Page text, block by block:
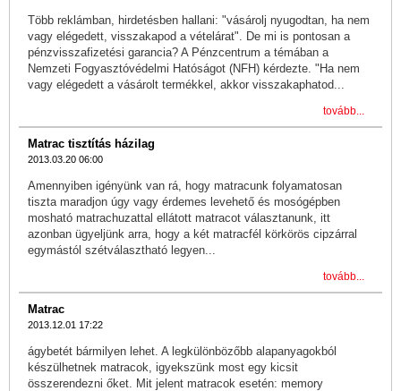
Több reklámban, hirdetésben hallani: "vásárolj nyugodtan, ha nem
vagy elégedett, visszakapod a vételárat". De mi is pontosan a
pénzvisszafizetési garancia? A Pénzcentrum a témában a
Nemzeti Fogyasztóvédelmi Hatóságot (NFH) kérdezte. "Ha nem
vagy elégedett a vásárolt termékkel, akkor visszakaphatod...
tovább...
Matrac tisztítás házilag
2013.03.20 06:00
Amennyiben igényünk van rá, hogy matracunk folyamatosan
tiszta maradjon úgy vagy érdemes levehető és mosógépben
mosható matrachuzattal ellátott matracot választanunk, itt
azonban ügyeljünk arra, hogy a két matracfél körkörös cipzárral
egymástól szétválasztható legyen...
tovább...
Matrac
2013.12.01 17:22
ágybetét bármilyen lehet. A legkülönbözőbb alapanyagokból
készülhetnek matracok, igyekszünk most egy kicsit
összerendezni őket. Mit jelent matracok esetén: memory